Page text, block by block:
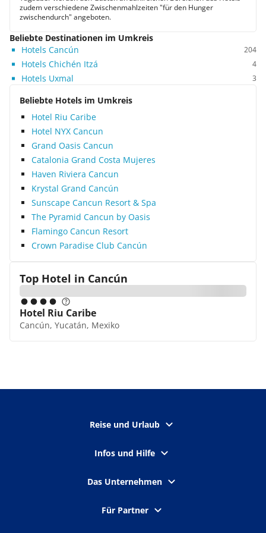
zudem verschiedene Zwischenmahlzeiten "für den Hunger
zwischendurch" angeboten.
Beliebte Destinationen im Umkreis
Hotels Cancún
204
Hotels Chichén Itzá 4
Hotels Uxmal 3
Beliebte Hotels im Umkreis
Hotel Riu Caribe
Hotel NYX Cancun
Grand Oasis Cancun
Catalonia Grand Costa Mujeres
Haven Riviera Cancun
Krystal Grand Cancún
Sunscape Cancun Resort & Spa
The Pyramid Cancun by Oasis
Flamingo Cancun Resort
Crown Paradise Club Cancún
Top Hotel in Cancún
Hotel Riu Caribe
Cancún, Yucatán, Mexiko
Reise und Urlaub
Infos und Hilfe
Das Unternehmen
Für Partner